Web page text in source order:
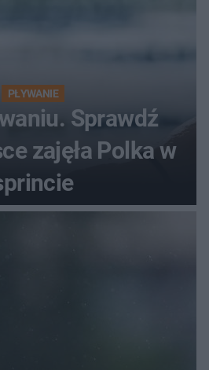
PŁYWANIE
Sprawdź
zajęła Polka w